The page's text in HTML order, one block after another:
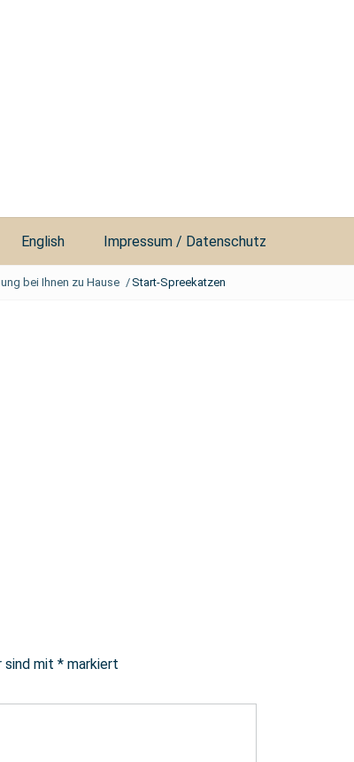
English Impressum / Datenschutz
bei Ihnen zu Hause /Start-Spreekatzen
sind mit * markiert